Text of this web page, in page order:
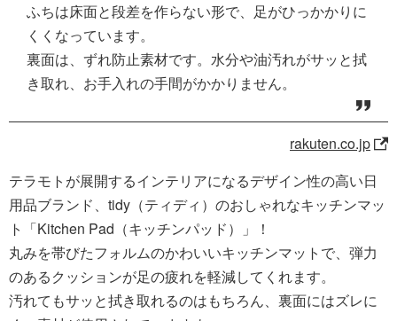
ふちは床面と段差を作らない形で、足がひっかかりに
くくなっています。
裏面は、ずれ防止素材です。水分や油汚れがサッと拭
き取れ、お手入れの手間がかかりません。
rakuten.co.jp
テラモトが展開するインテリアになるデザイン性の高い日
用品ブランド、tidy（ティディ）のおしゃれなキッチンマッ
ト「Kitchen Pad（キッチンパッド）」！
丸みを帯びたフォルムのかわいいキッチンマットで、弾力
のあるクッションが足の疲れを軽減してくれます。
汚れてもサッと拭き取れるのはもちろん、裏面にはズレに